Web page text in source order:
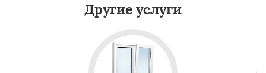
Другие услуги